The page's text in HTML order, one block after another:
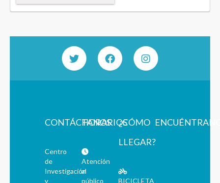
CONTÁCTANOS
Centro
de
Investigación
y
HORARIOS
Atención
al
público
¿CÓMO
LLEGAR?
BICICLETA